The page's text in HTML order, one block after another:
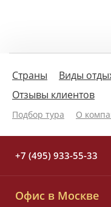
Страны Виды
Отзывы клиентов
Подбор тура О
+7 (495) 933-55-33
+7 (495) 933-55-33
Офис в Москве